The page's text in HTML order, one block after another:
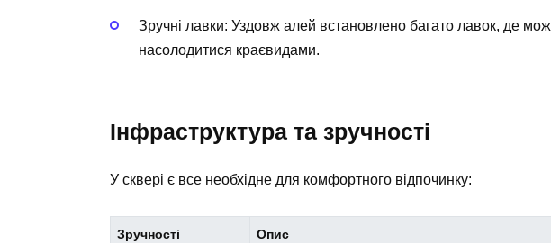
Зручні лавки: Уздовж алей встановлено багато лавок, де
насолодитися краєвидами.
Інфраструктура та зручності
У сквері є все необхідне для комфортного відпочинку:
Зручності Опис